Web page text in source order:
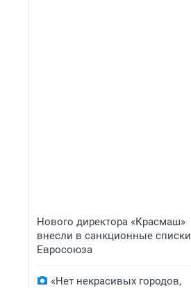
Нового директора «Красмаш»
внесли в санкционные списки
Евросоюза
«Нет некрасивых городов,